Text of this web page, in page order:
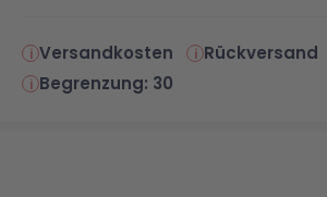
Versandkosten Rückversand
Begrenzung: 30